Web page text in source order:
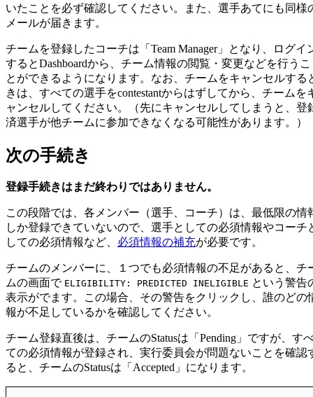
いたことを必ず確認してください。また、選手あてにも同様
メールが届きます。
チームを登録したコーチは「Team Manager」となり、ログイ
するとDashboardから、チーム情報の閲覧・変更などを行うこ
とができるようになります。なお、チームをキャンセルする
きは、すべての選手をcontestantからはずしてから、チームを
ャンセルしてください。（先にキャンセルしてしまうと、登
済選手が他チームに参加できなくなる可能性があります。）
次の手続き
登録手続きはまだ終わりではありません。
この段階では、各メンバー（選手、コーチ）は、最低限の情
しか登録できていないので、選手としての必須情報やコーチ
しての必須情報など、 必須情報の補充が必要です。
チームのメンバーに、１つでも必須情報の不足があると、チ
ムの画面で ELIGIBILITY: PREDICTED INELIGIBLE という警告
表示がでます。この場合、その警告をクリックし、誰のどの
報が不足しているかを確認してください。
チーム登録直後は、チームのStatusは「Pending」ですが、す
ての必須情報が登録され、実行委員会が問題ないことを確認
ると、チームのStatusは「Accepted」になります。